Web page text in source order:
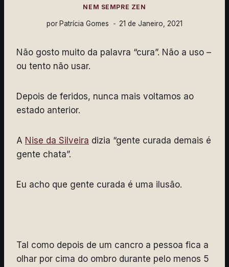
NEM SEMPRE ZEN
por Patrícia Gomes 21 de Janeiro, 2021
Não gosto muito da palavra “cura”. Não a uso –
ou tento não usar.
Depois de feridos, nunca mais voltamos ao
estado anterior.
A Nise da Silveira dizia “gente curada demais é
gente chata”.
Eu acho que gente curada é uma ilusão.
Tal como depois de um cancro a pessoa fica a
olhar por cima do ombro durante pelo menos 5